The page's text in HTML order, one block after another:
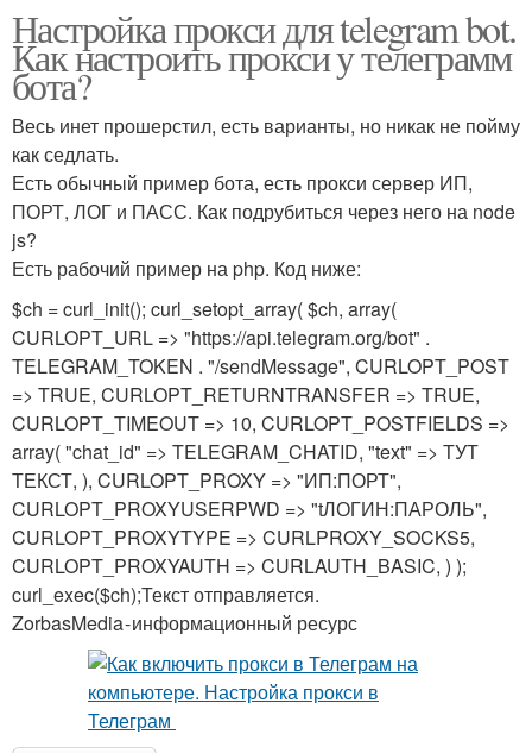
Настройка прокси для telegram bot.
Как настроить прокси у телеграмм
бота?
Весь инет прошерстил, есть варианты, но никак не пойму
как седлать.
Есть обычный пример бота, есть прокси сервер ИП,
ПОРТ, ЛОГ и ПАСС. Как подрубиться через него на node
js?
Есть рабочий пример на php. Код ниже:
$ch = curl_init(); curl_setopt_array( $ch, array(
CURLOPT_URL => "https://api.telegram.org/bot" .
TELEGRAM_TOKEN . "/sendMessage", CURLOPT_POST
=> TRUE, CURLOPT_RETURNTRANSFER => TRUE,
CURLOPT_TIMEOUT => 10, CURLOPT_POSTFIELDS =>
array( "chat_id" => TELEGRAM_CHATID, "text" => ТУТ
ТЕКСТ, ), CURLOPT_PROXY => "ИП:ПОРТ",
CURLOPT_PROXYUSERPWD => "tЛОГИН:ПАРОЛЬ",
CURLOPT_PROXYTYPE => CURLPROXY_SOCKS5,
CURLOPT_PROXYAUTH => CURLAUTH_BASIC, ) );
curl_exec($ch);Текст отправляется.
ZorbasMedia - информационный ресурс